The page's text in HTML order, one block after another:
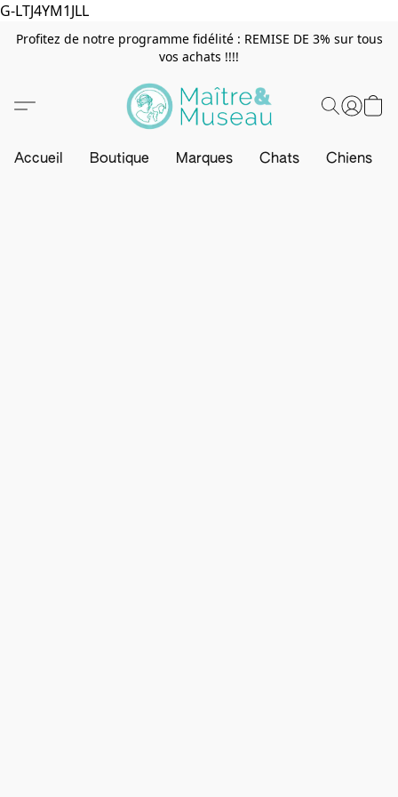
G-LTJ4YM1JLL
Profitez de notre programme fidélité : REMISE DE 3% sur tous
vos achats !!!!
Accueil Boutique Marques Chats Chiens